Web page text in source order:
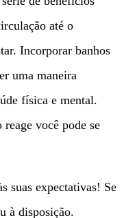
até o
Incorporar banhos
uma maneira
física e mental.
você pode se
suas expectativas! Se
à disposição.